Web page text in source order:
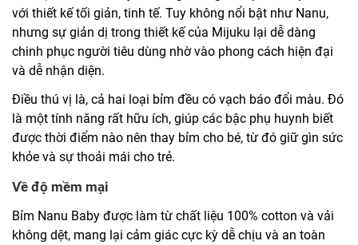
với thiết kế tối giản, tinh tế. Tuy không nổi bật như Nanu,
nhưng sự giản dị trong thiết kế của Mijuku lại dễ dàng
chinh phục người tiêu dùng nhờ vào phong cách hiện đại
và dễ nhận diện.
Điều thú vị là, cả hai loại bỉm đều có vạch báo đổi màu. Đó
là một tính năng rất hữu ích, giúp các bậc phụ huynh biết
được thời điểm nào nên thay bỉm cho bé, từ đó giữ gìn sức
khỏe và sự thoải mái cho trẻ.
Về độ mềm mại
Bỉm Nanu Baby được làm từ chất liệu 100% cotton và vải
không dệt, mang lại cảm giác cực kỳ dễ chịu và an toàn